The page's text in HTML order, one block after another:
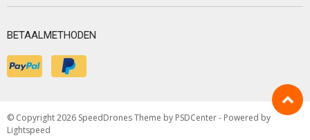
BETAALMETHODEN
© Copyright 2026 SpeedDrones Theme by PSDCenter- Powered by
Lightspeed